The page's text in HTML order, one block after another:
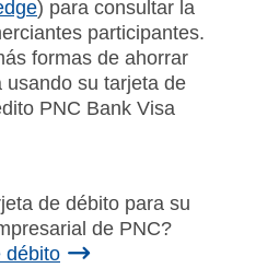
) para consultar la
participantes.
formas de ahorrar
su tarjeta de
PNC Bank Visa
de débito para su
de PNC?
débito